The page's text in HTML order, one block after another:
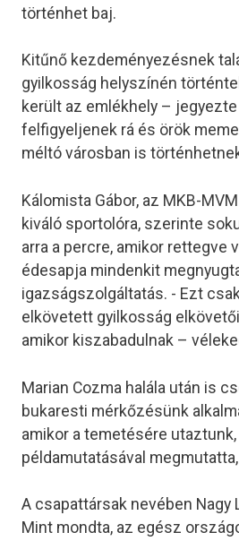
történhet baj.
Kitűnő kezdeményezésnek
gyilkosság helyszínén
került az emlékhely –
felfigyeljenek rá és örök
méltó városban is
Kálomista Gábor, az MKB-
kiváló sportolóra, szerinte
arra a percre, amikor rettegve
édesapja mindenkit
igazságszolgáltatás. - Ezt
elkövetett gyilkosság
amikor kiszabadulnak –
Marian Cozma halála után is
bukaresti mérkőzésünk
amikor a temetésére
példamutatásával
A csapattársak nevében
Mint mondta, az egész